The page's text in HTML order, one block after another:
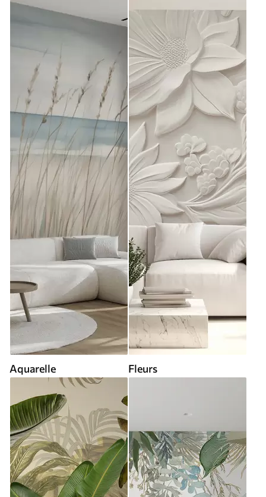
Aquarelle Fleurs